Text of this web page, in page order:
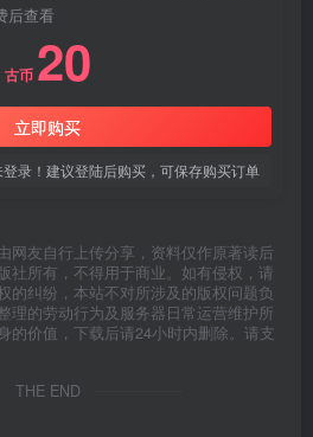
后查看
古币 20
立即购买
录！建议登陆后购买，可保存购买订单
网友自行上传分享，资料仅作原著读后
社所有，不得用于商业。如有侵权，请
的纠纷，本站不对所涉及的版权问题负
理的劳动行为及服务器日常运营维护所
的价值，下载后请24小时内删除。请支
THE END